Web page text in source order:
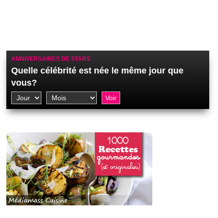
ANNIVERSAIRES DE STARS
Quelle célébrité est née le même jour que
vous?